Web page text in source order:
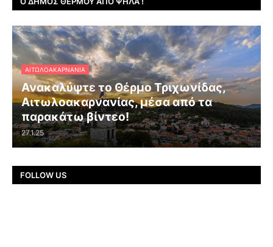
ΑΙΤΩΛΟΑΚΑΡΝΑΝΊΑ
Ανακαλύψτε το Θέρμο Τριχωνίδας,
Αιτωλοακαρνανίας, μέσα από τα
παρακάτω βίντεο!
27.1.25
FOLLOW US